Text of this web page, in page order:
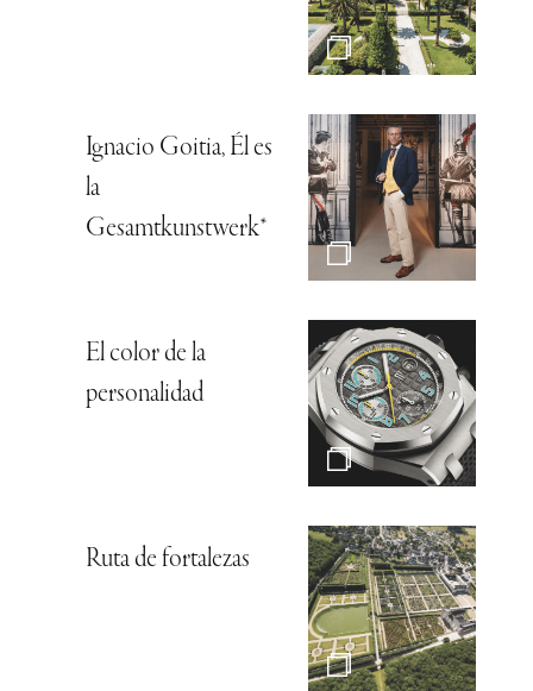
Ignacio Goitia, Él es
la
Gesamtkunstwerk*
El color de la
personalidad
Ruta de fortalezas